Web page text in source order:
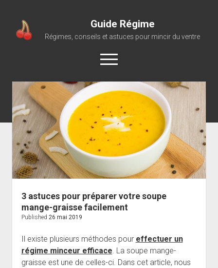
Guide Régime
Régimes, conseils et astuces pour mincir du ventre
open
menu
3 astuces pour préparer votre soupe
mange-graisse facilement
Published 26 mai 2019
Il existe plusieurs méthodes pour effectuer un
régime minceur efficace. La soupe mange-
graisse est une de celles-ci. Dans cet article, nous